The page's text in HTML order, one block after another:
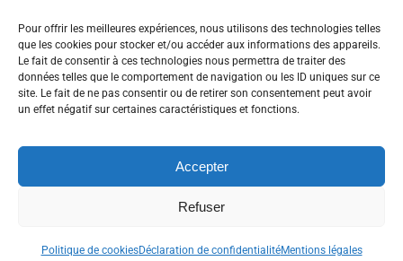
Pour offrir les meilleures expériences, nous utilisons des technologies telles
que les cookies pour stocker et/ou accéder aux informations des appareils.
Le fait de consentir à ces technologies nous permettra de traiter des
données telles que le comportement de navigation ou les ID uniques sur ce
site. Le fait de ne pas consentir ou de retirer son consentement peut avoir
un effet négatif sur certaines caractéristiques et fonctions.
Accepter
Refuser
Politique de cookiesDéclaration de confidentialitéMentions légales
par la Sécurité sociale ?
👉 Prendre rendez-vous.
Politique de cookies•Déclaration de confidentialité